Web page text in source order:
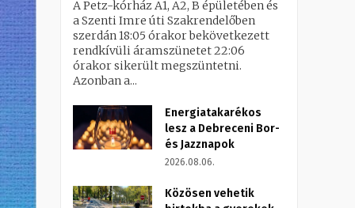
A Petz-kórház A1, A2, B épületében és
a Szenti Imre úti Szakrendelőben
szerdán 18:05 órakor bekövetkezett
rendkívüli áramszünetet 22:06
órakor sikerült megszüntetni.
Azonban a...
Energiatakarékos
lesz a Debreceni Bor-
és Jazznapok
2026.08.06.
Közösen vehetik